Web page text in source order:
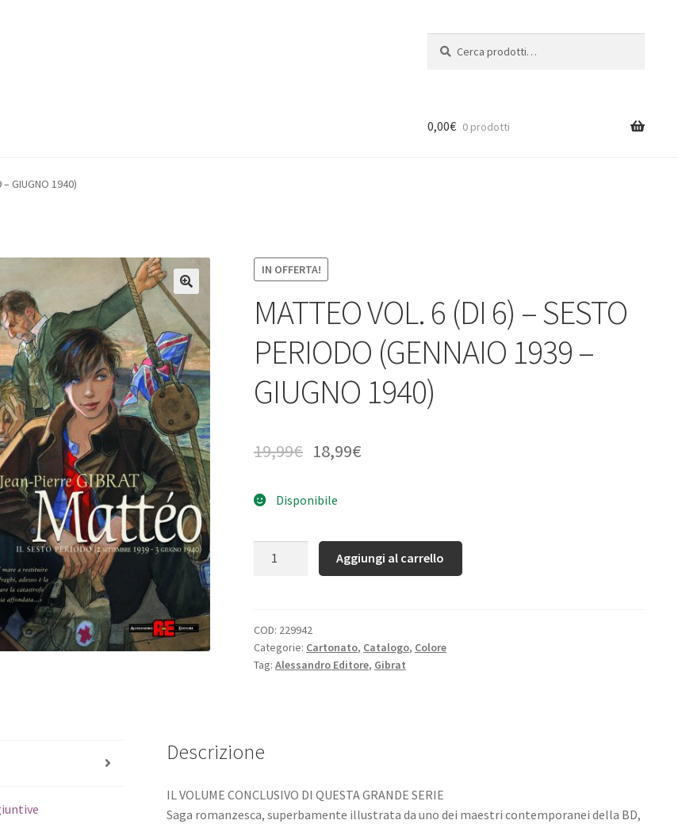
0,00€ 0 prodotti
– GIUGNO 1940)
IN OFFERTA!
MATTEO VOL. 6 (DI 6) – SESTO
PERIODO (GENNAIO 1939 –
GIUGNO 1940)
19,99€ 18,99€
Disponibile
Aggiungi al carrello
COD: 229942
Categorie: Cartonato, Catalogo, Colore
Tag: Alessandro Editore, Gibrat
Descrizione
IL VOLUME CONCLUSIVO DI QUESTA GRANDE SERIE
Saga romanzesca, superbamente illustrata da uno dei maestri contemporanei della BD,